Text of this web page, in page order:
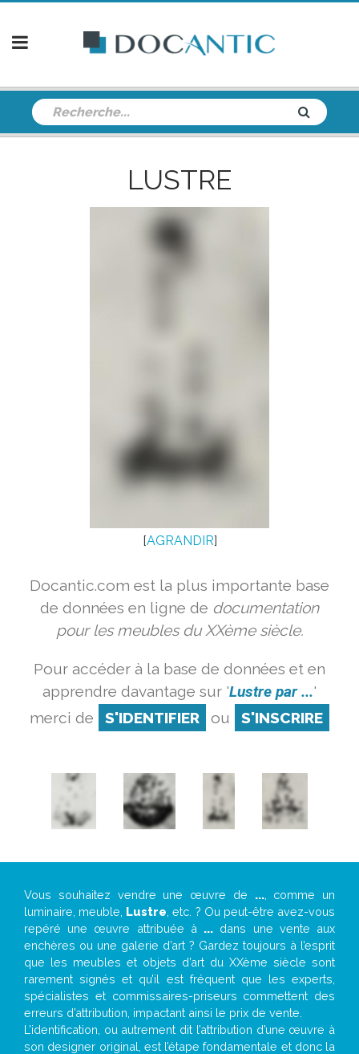
LUSTRE
[AGRANDIR]
Docantic.com est la plus importante base
de données en ligne de documentation
pour les meubles du XXème siècle.
Pour accéder à la base de données et en
apprendre davantage sur 'Lustre par ...'
merci de
S'IDENTIFIER ou S'INSCRIRE
Vous souhaitez vendre une œuvre de ..., comme un
luminaire, meuble, Lustre , etc. ? Ou peut-être avez-vous
repéré une œuvre attribuée à ... dans une vente aux
enchères ou une galerie d’art ? Gardez toujours à l’esprit
que les meubles et objets d’art du XXème siècle sont
rarement signés et qu’il est fréquent que les experts,
spécialistes et commissaires-priseurs commettent des
erreurs d’attribution, impactant ainsi le prix de vente.
L’identification, ou autrement dit l’attribution d’une œuvre à
son designer original, est l’étape fondamentale et donc la